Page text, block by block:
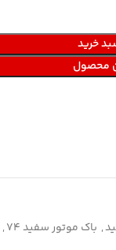
خرید
محصول
, باک موتور سفید 74 ,